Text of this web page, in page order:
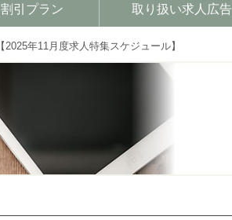
引プラン 取り扱い求人広告
2025年11月度求人特集スケジュール】